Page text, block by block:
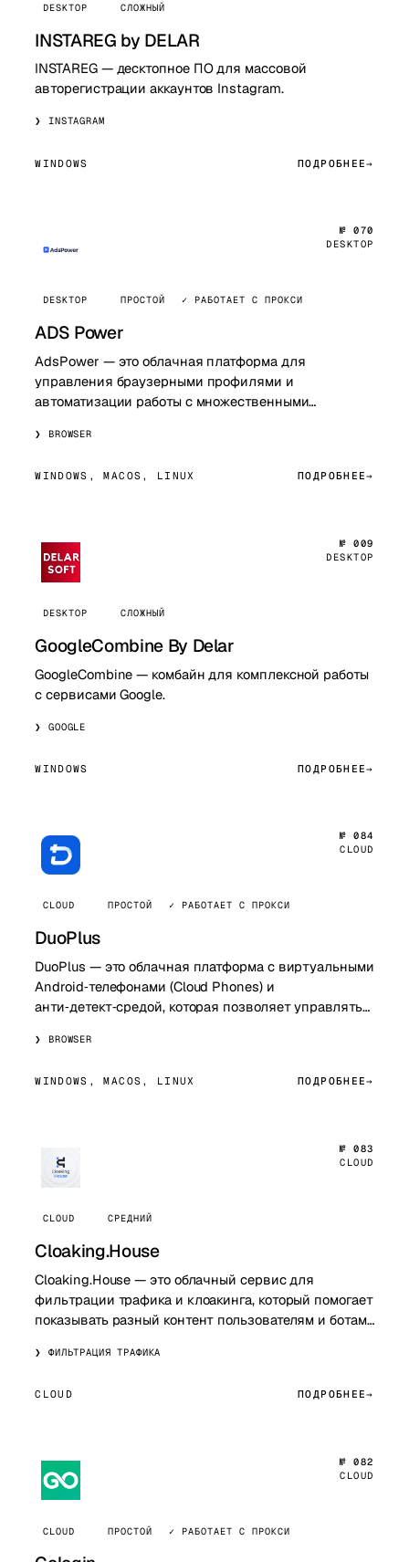
DESKTOP СЛОЖНЫЙ
INSTAREG by DELAR
INSTAREG — десктопное ПО для массовой
авторегистрации аккаунтов Instagram.
INSTAGRAM
WINDOWS ПОДРОБНЕЕ
№ 070
DESKTOP
DESKTOP ПРОСТОЙ ✓ РАБОТАЕТ С ПРОКСИ
ADS Power
AdsPower — это облачная платформа для
управления браузерными профилями и
автоматизации работы с множественными
изолированные «браузерные проф…
BROWSER
WINDOWS, MACOS, LINUX ПОДРОБНЕЕ
№ 009
DESKTOP
DESKTOP СЛОЖНЫЙ
GoogleCombine By Delar
GoogleCombine — комбайн для комплексной работы
с сервисами Google.
GOOGLE
WINDOWS ПОДРОБНЕЕ
№ 084
CLOUD
CLOUD ПРОСТОЙ ✓ РАБОТАЕТ С ПРОКСИ
DuoPlus
DuoPlus — это облачная платформа с виртуальными
Android‑телефонами (Cloud Phones) и
анти‑детект‑средой, которая позволяет управлять
автоматизироват…
BROWSER
WINDOWS, MACOS, LINUX ПОДРОБНЕЕ
№ 083
CLOUD
CLOUD СРЕДНИЙ
Cloaking.House
Cloaking.House — это облачный сервис для
фильтрации трафика и клоакинга, который помогает
показывать разный контент пользователям и ботам,
ФИЛЬТРАЦИЯ ТРАФИКА
CLOUD ПОДРОБНЕЕ
№ 082
CLOUD
CLOUD ПРОСТОЙ ✓ РАБОТАЕТ С ПРОКСИ